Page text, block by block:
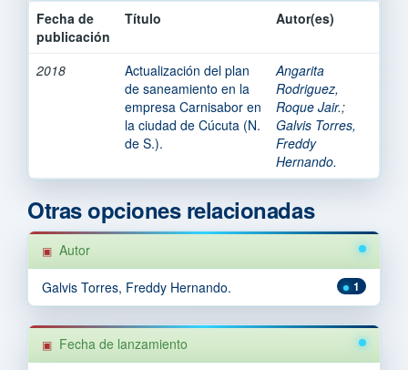
Fecha de
publicación
Título Autor(es)
2018
Actualización del plan
de saneamiento en la
empresa Carnisabor en
la ciudad de Cúcuta (N.
de S.).
Angarita
Rodriguez,
Roque Jair.;
Galvis Torres,
Freddy
Hernando.
Otras opciones relacionadas
Autor
1
Galvis Torres, Freddy Hernando.
Fecha de lanzamiento